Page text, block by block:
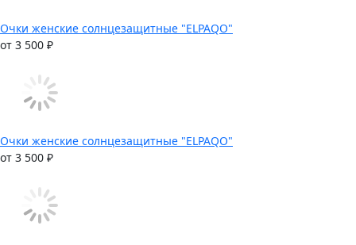
Очки женские солнцезащитные "ELPAQO"
от 3 500 ₽
Очки женские солнцезащитные "ELPAQO"
от 3 500 ₽